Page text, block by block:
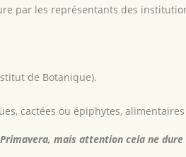
par les représentants des
de Botanique).
cactées ou épiphytes,
mais attention cela ne dure